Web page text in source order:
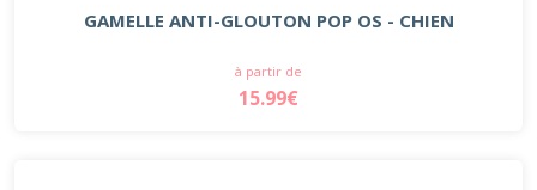
GAMELLE ANTI-GLOUTON POP OS - CHIEN
à partir de
15.99€